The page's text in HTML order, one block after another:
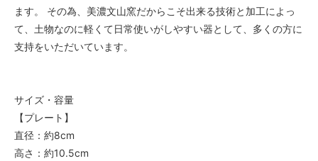
ます。 その為、美濃文山窯だからこそ出来る技術と加工によっ
て、土物なのに軽くて日常使いがしやすい器として、多くの方に
支持をいただいています。
サイズ・容量
【プレート】
直径：約8cm
高さ：約10.5cm